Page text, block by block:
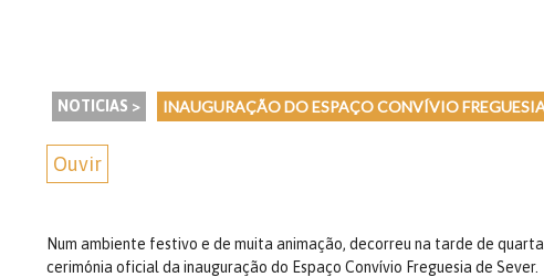
NOTICIAS > INAUGURAÇÃO DO ESPAÇO CONVÍVIO
Ouvir
Num ambiente festivo e de muita animação, decorreu na tarde de
cerimónia oficial da inauguração do Espaço Convívio Freguesia de Sever.